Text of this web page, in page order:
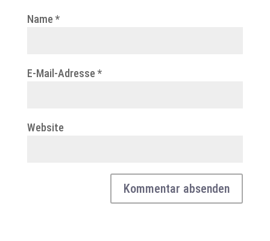
Name *
E-Mail-Adresse *
Website